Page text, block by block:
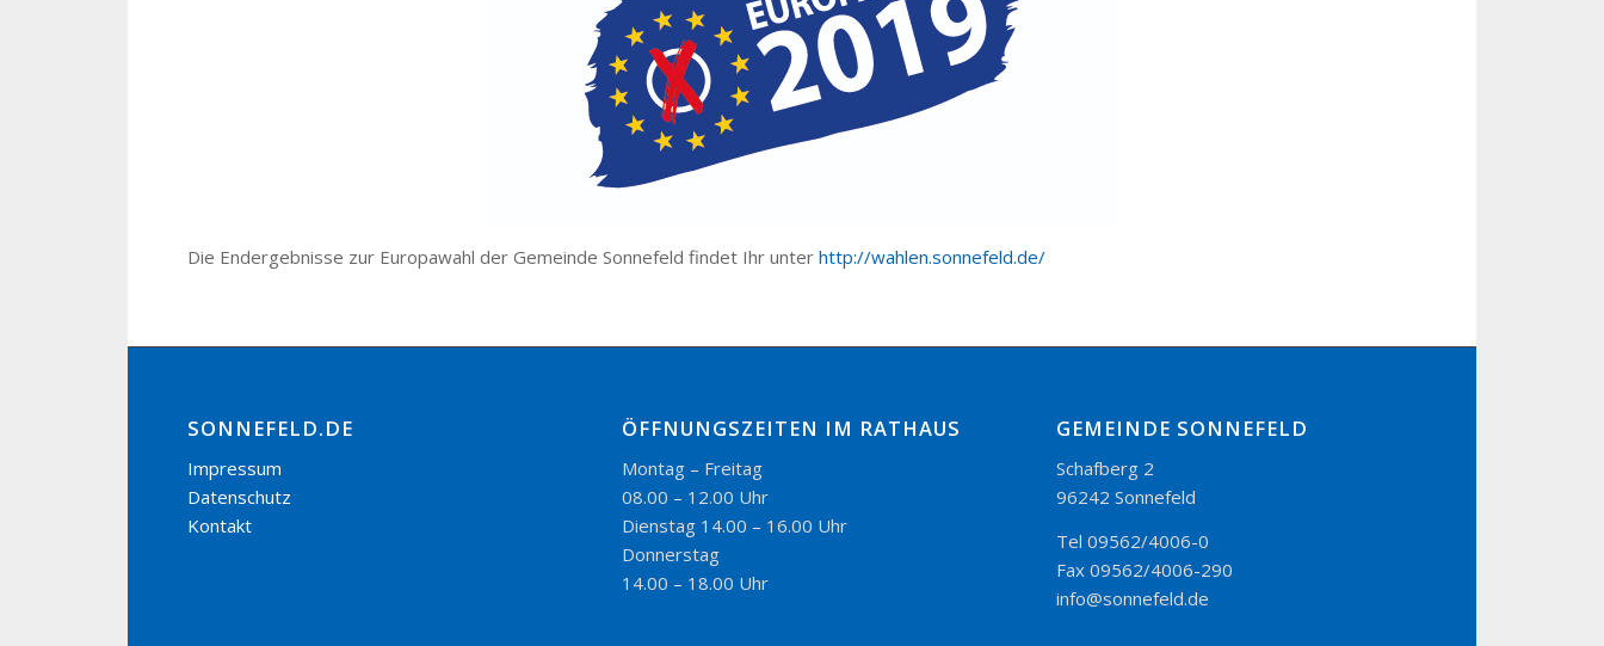
Die Endergebnisse zur Europawahl der Gemeinde Sonnefeld findet Ihr unter http://wahlen.sonnefeld.de/
SONNEFELD.DE
Impressum
Datenschutz
Kontakt
ÖFFNUNGSZEITEN IM RATHAUS
Montag – Freitag
08.00 – 12.00 Uhr
Dienstag 14.00 – 16.00 Uhr
Donnerstag
14.00 – 18.00 Uhr
GEMEINDE SONNEFELD
Schafberg 2
96242 Sonnefeld
Tel 09562/4006-0
Fax 09562/4006-290
info@sonnefeld.de